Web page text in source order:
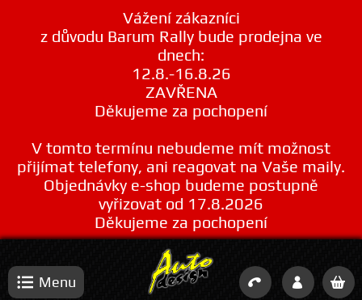
Vážení zákazníci
z důvodu Barum Rally bude prodejna ve
dnech:
12.8.-16.8.26
ZAVŘENA
Děkujeme za pochopení
V tomto termínu nebudeme mít možnost
přijímat telefony, ani reagovat na Vaše maily.
Objednávky e-shop budeme postupně
vyřizovat od 17.8.2026
Děkujeme za pochopení
Menu